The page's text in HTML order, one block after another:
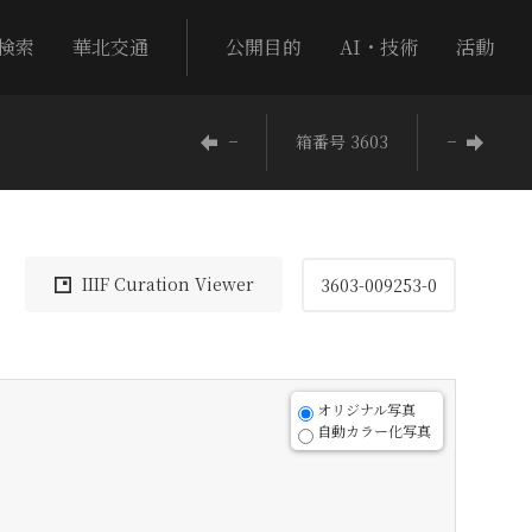
索 華北交通 公開目的 AI・技術 活動
− 箱番号 3603 −
IIIF Curation Viewer 3603-009253-0
オリジナル写真
自動カラー化写真